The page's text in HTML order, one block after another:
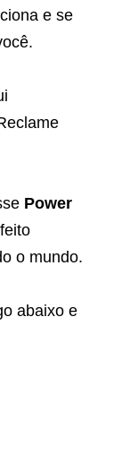
e se
Power
o mundo.
abaixo e